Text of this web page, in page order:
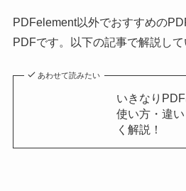
PDFelement以外でおすすめの
PDFです。以下の記事で解説して
あわせて読みたい
いきなり
使い方・違
く解説！